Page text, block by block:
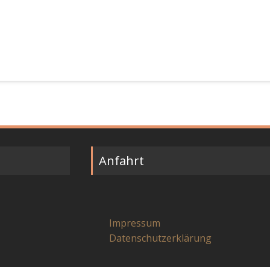
Anfahrt
Impressum
Datenschutzerklärung